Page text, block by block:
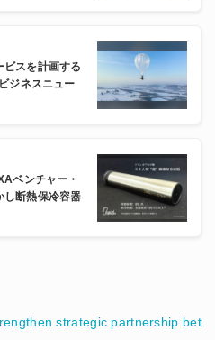
ビスを計画する
ジネスニュー
ベンチャー・
し断熱保冷容器
strategic partnership bet